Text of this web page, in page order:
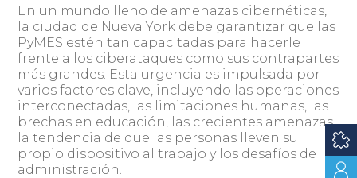
En un mundo lleno de amenazas cibernéticas,
la ciudad de Nueva York debe garantizar que las
PyMES estén tan capacitadas para hacerle
frente a los ciberataques como sus contrapartes
más grandes. Esta urgencia es impulsada por
varios factores clave, incluyendo las operaciones
interconectadas, las limitaciones humanas, las
brechas en educación, las crecientes amenazas,
la tendencia de que las personas lleven su
propio dispositivo al trabajo y los desafíos de
administración.